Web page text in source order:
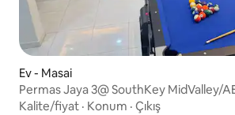
Ev - Masai
Permas Jaya 3@ SouthKey MidValley/
Kalite/fiyat · Konum · Çıkış